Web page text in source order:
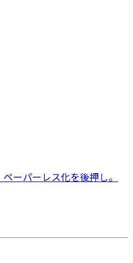
ーパーレス化を後押し。